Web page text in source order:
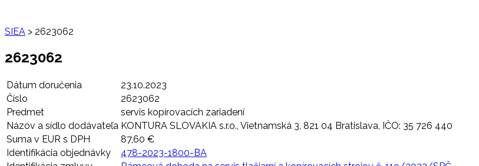
SIEA > 2623062
2623062
Dátum doručenia
23.10.2023
Číslo
2623062
Predmet
servis kopírovacích zariadení
Názov a sídlo dodávateľa KONTURA SLOVAKIA s.r.o., Vietnamská 3, 821 04 Bratislava, IČO: 35 726 440
Suma v EUR s DPH
87,60 €
Identifikácia objednávky
478-2023-1800-BA